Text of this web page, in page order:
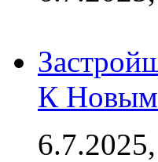
К